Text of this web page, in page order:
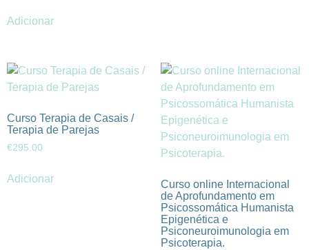
Adicionar
Curso Terapia de Casais /
Terapia de Parejas
€295.00
Adicionar
Curso online Internacional
de Aprofundamento em
Psicossomática Humanista
Epigenética e
Psiconeuroimunologia em
Psicoterapia.